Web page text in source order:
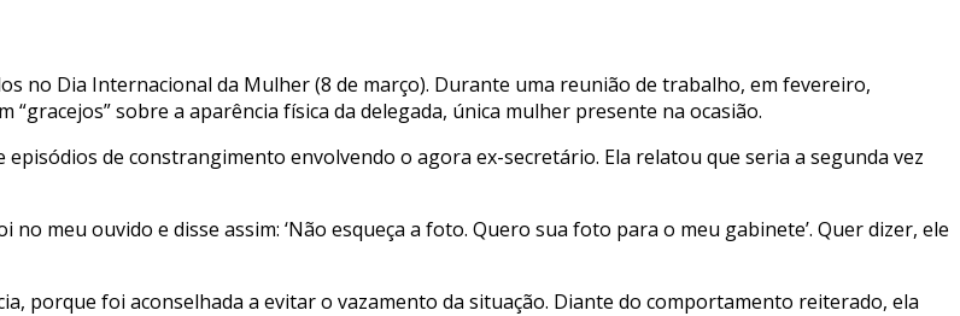
no Dia Internacional da Mulher (8 de março). Durante uma reunião de trabalho, em fevereiro,
sobre a aparência física da delegada, única mulher presente na ocasião.
de constrangimento envolvendo o agora ex-secretário. Ela relatou que seria a segunda vez
meu ouvido e disse assim: ‘Não esqueça a foto. Quero sua foto para o meu gabinete’. Quer dizer, ele
porque foi aconselhada a evitar o vazamento da situação. Diante do comportamento reiterado, ela